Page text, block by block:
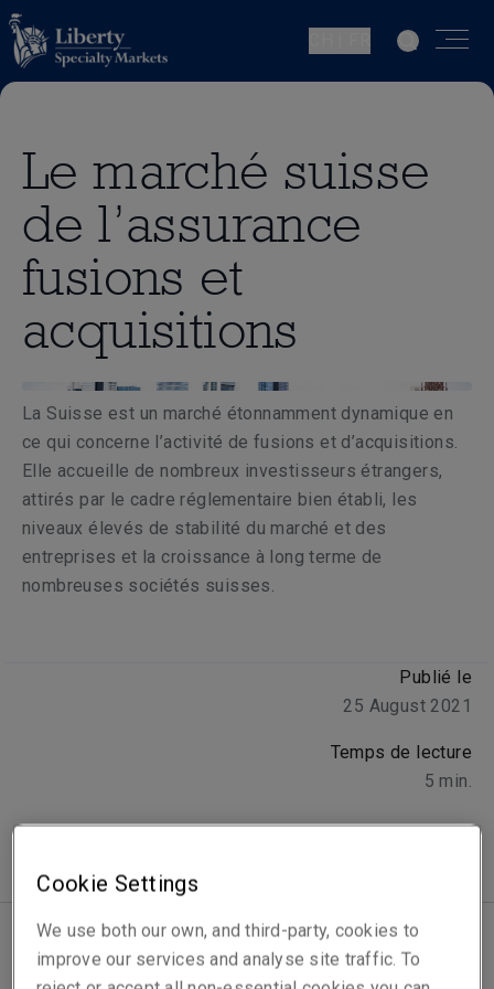
Le marché suisse
de l’assurance
fusions et
acquisitions
La Suisse est un marché étonnamment dynamique en
ce qui concerne l’activité de fusions et d’acquisitions.
Elle accueille de nombreux investisseurs étrangers,
attirés par le cadre réglementaire bien établi, les
niveaux élevés de stabilité du marché et des
entreprises et la croissance à long terme de
nombreuses sociétés suisses.
Publié le
25 August 2021
Temps de lecture
5 min.
La Suisse est un marché étonnamment dynamique en
Cookie Settings
We use both our own, and third-party, cookies to
improve our services and analyse site traffic. To